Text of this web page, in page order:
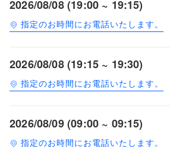
2026/08/08 (19:00 ~ 19:15)
指定のお時間にお電話いたします。
2026/08/08 (19:15 ~ 19:30)
指定のお時間にお電話いたします。
2026/08/09 (09:00 ~ 09:15)
指定のお時間にお電話いたします。